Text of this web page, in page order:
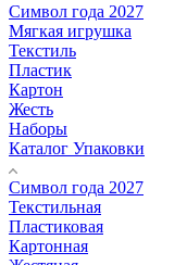
Символ года 2027
Мягкая игрушка
Текстиль
Пластик
Картон
Жесть
Наборы
Каталог Упаковки
Символ года 2027
Текстильная
Пластиковая
Картонная